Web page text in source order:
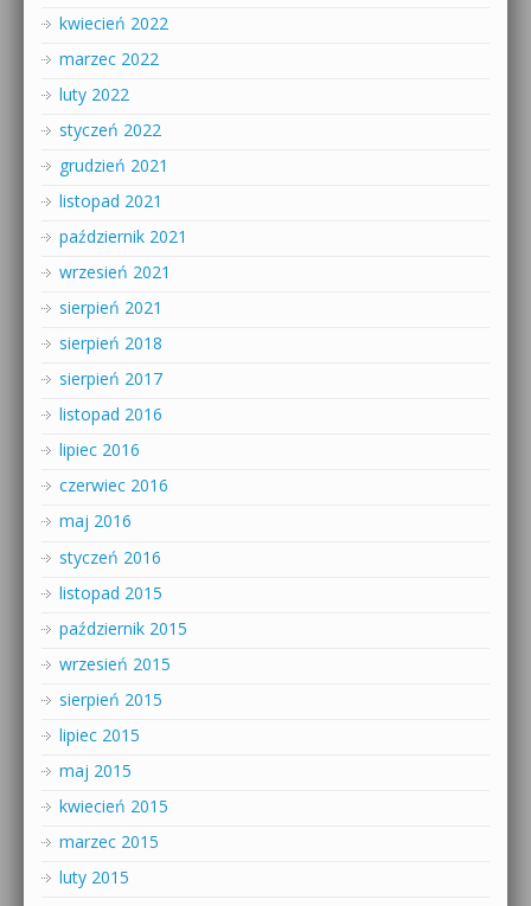
kwiecień 2022
marzec 2022
luty 2022
styczeń 2022
grudzień 2021
listopad 2021
październik 2021
wrzesień 2021
sierpień 2021
sierpień 2018
sierpień 2017
listopad 2016
lipiec 2016
czerwiec 2016
maj 2016
styczeń 2016
listopad 2015
październik 2015
wrzesień 2015
sierpień 2015
lipiec 2015
maj 2015
kwiecień 2015
marzec 2015
luty 2015